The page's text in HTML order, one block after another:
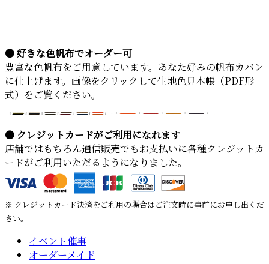
● 好きな色帆布でオーダー可
豊富な色帆布をご用意しています。あなた好みの帆布カバン
に仕上げます。画像をクリックして生地色見本帳（PDF形
式）をご覧ください。
● クレジットカードがご利用になれます
店舗ではもちろん通信販売でもお支払いに各種クレジットカ
ードがご利用いただるようになりました。
※ クレジットカード決済をご利用の場合はご注文時に事前にお申し出くだ
さい。
イベント催事
オーダーメイド